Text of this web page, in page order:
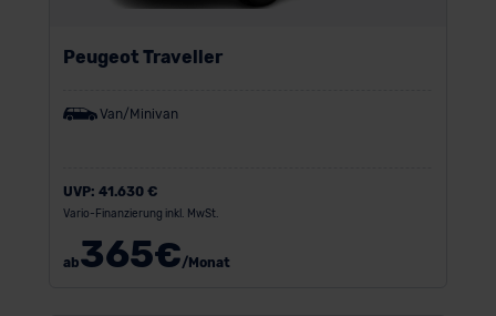
Peugeot Traveller
Van/Minivan
UVP: 41.630 €
Vario-Finanzierung inkl. MwSt.
ab365€/Monat